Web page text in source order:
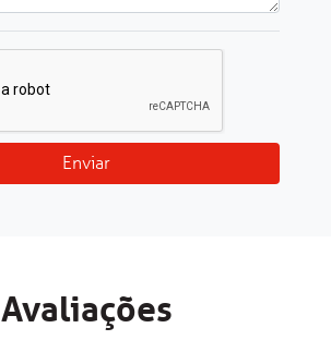
Enviar
Avaliações